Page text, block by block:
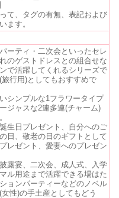
て、タグの有無、表記および
ます。
ーティ・二次会といったセレ
のゲストドレスとの組合せな
で活躍してくれるシリーズで
行用)としてもおすすめで
シンプルな1フラワータイプ
ジャスな2連多連(チャーム)
生日プレゼント、自分へのご
日、敬老の日のギフトとして
レゼント、愛妻へのプレゼン
露宴、二次会、成人式、入学
ル用途まで活躍できる場はた
ョンパーティーなどのノベル
性)の手土産としてもどう